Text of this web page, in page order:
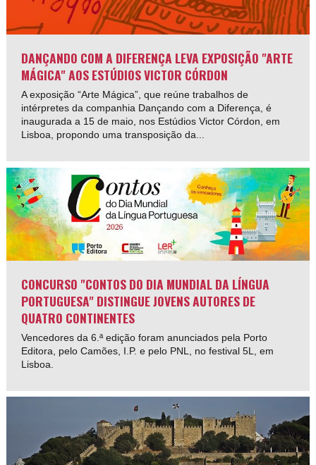
DANÇANDO COM A DIFERENÇA LEVA EXPOSIÇÃO "ARTE
MÁGICA" AOS ESTÚDIOS VICTOR CÓRDON
A exposição “Arte Mágica”, que reúne trabalhos de
intérpretes da companhia Dançando com a Diferença, é
inaugurada a 15 de maio, nos Estúdios Victor Córdon, em
Lisboa, propondo uma transposição da...
CONCURSO "CONTOS DO DIA MUNDIAL DA LÍNGUA
PORTUGUESA" DISTINGUE JOVENS AUTORES DE
QUATRO CONTINENTES
Vencedores da 6.ª edição foram anunciados pela Porto
Editora, pelo Camões, I.P. e pelo PNL, no festival 5L, em
Lisboa.